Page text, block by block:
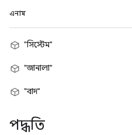
এনাম
"সিস্টেম"
"জানালা"
"বাদ"
পদ্ধতি